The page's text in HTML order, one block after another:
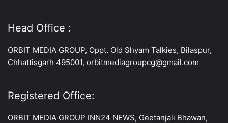
Head Office :
ORBIT MEDIA GROUP, Oppt. Old Shyam Talkies, Bilaspur,
Chhattisgarh 495001, orbitmediagroupcg@gmail.com
Registered Office:
ORBIT MEDIA GROUP INN24 NEWS, Geetanjali Bhawan,